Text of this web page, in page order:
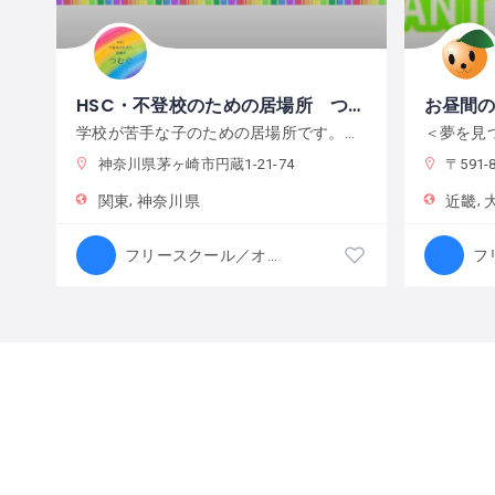
HSC・不登校のための居場所 つむぐ
神奈川県茅ヶ崎市円蔵1-21-74
関東 神奈川県
お昼間
〒591-8025 大阪
近畿